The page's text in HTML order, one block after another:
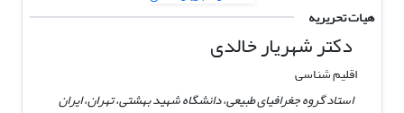
هیات تحریریه
دکتر شهریار خالدی
اقلیم شناسی
استاد گروه جغرافیای طبیعی، دانشگاه شهید بهشتی، تهران، ایران